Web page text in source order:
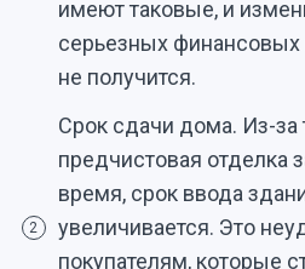
имеют таковые, и
серьезных финансовых
не получится.
2
Срок сдачи дома. Из-за
предчистовая отделка
время, срок ввода
увеличивается. Это
покупателям, которые